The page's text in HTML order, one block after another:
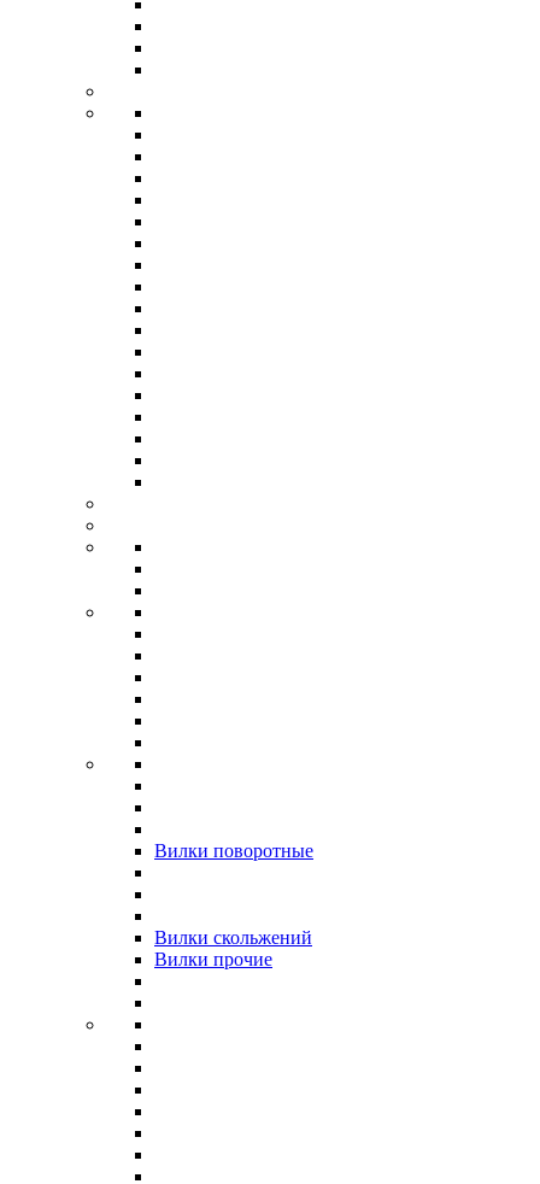
Вилки поворотные
Вилки скольжений
Вилки прочие